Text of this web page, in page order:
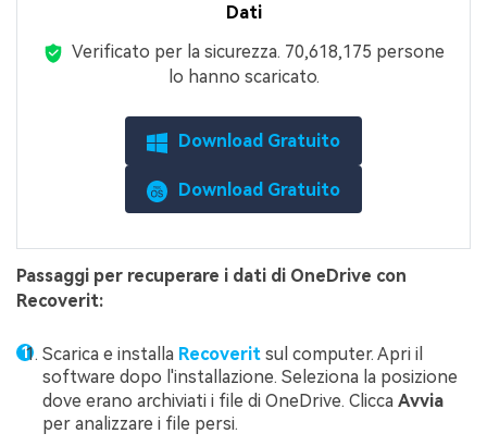
Dati
Verificato per la sicurezza.7,061,823persone
lo hanno scaricato.
Download Gratuito
Download Gratuito
Passaggi per recuperare i dati di OneDrive con
Recoverit:
Scarica e installa Recoverit sul computer. Apri il
software dopo l'installazione. Seleziona la posizione
dove erano archiviati i file di OneDrive. Clicca Avvia
per analizzare i file persi.